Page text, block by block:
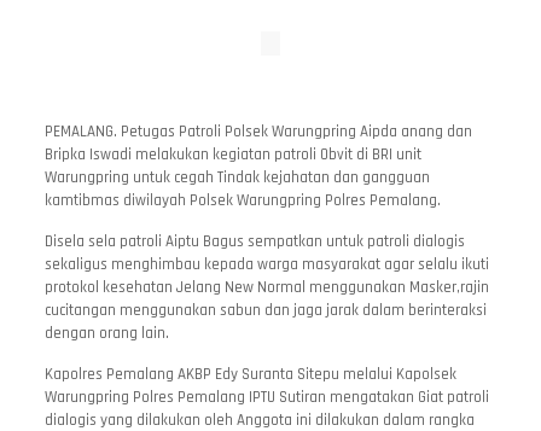
PEMALANG. Petugas Patroli Polsek Warungpring Aipda anang dan
Bripka Iswadi melakukan kegiatan patroli Obvit di BRI unit
Warungpring untuk cegah Tindak kejahatan dan gangguan
kamtibmas diwilayah Polsek Warungpring Polres Pemalang.
Disela sela patroli Aiptu Bagus sempatkan untuk patroli dialogis
sekaligus menghimbau kepada warga masyarakat agar selalu ikuti
protokol kesehatan Jelang New Normal menggunakan Masker,rajin
cucitangan menggunakan sabun dan jaga jarak dalam berinteraksi
dengan orang lain.
Kapolres Pemalang AKBP Edy Suranta Sitepu melalui Kapolsek
Warungpring Polres Pemalang IPTU Sutiran mengatakan Giat patroli
dialogis yang dilakukan oleh Anggota ini dilakukan dalam rangka